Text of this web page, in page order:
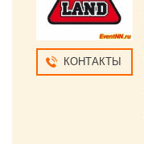
КОНТАКТЫ